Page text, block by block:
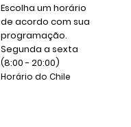
Escolha um horário
de acordo com sua
programação.
Segunda a sexta
(8:00 - 20:00)
Horário do Chile